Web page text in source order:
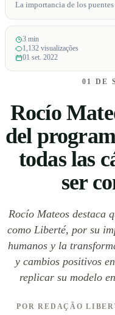
La importancia de los puentes
3 min
1,132 visualizações
01 set. 2022
01 DE
Rocío
del
todas las
ser
Rocío Mateos destaca
como Liberté, por su
humanos y la
y cambios positivos
replicar su modelo
POR REDAÇÃO